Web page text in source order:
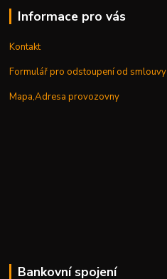
Informace pro vás
Kontakt
Formulář pro odstoupení od smlouvy
Mapa,Adresa provozovny
Bankovní spojení